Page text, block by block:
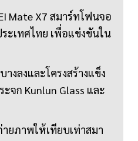
Mate X7 สมาร์ทโฟนจอ
ะเทศไทย เพื่อแข่งขันใน
งลงและโครงสร้างแข็ง
จก Kunlun Glass และ
ยภาพให้เทียบเท่าสมา